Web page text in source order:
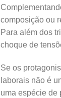
composição ou
Para além dos
choque de
Se os
laborais não é
uma espécie de